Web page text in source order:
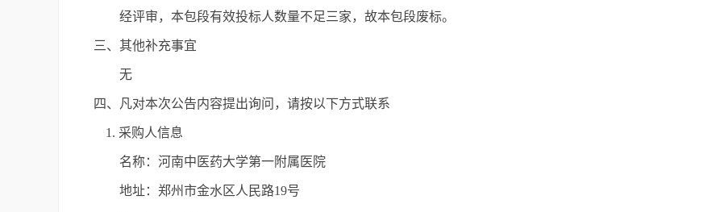
经评审，本包段有效投标人数量不足三家，故本包段废标。
三、其他补充事宜
无
四、凡对本次公告内容提出询问，请按以下方式联系
1. 采购人信息
名称：河南中医药大学第一附属医院
地址：郑州市金水区人民路19号